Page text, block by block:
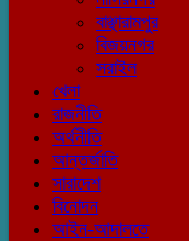
বাঞ্ছারামপুর
বিজয়নগর
সরাইল
খেলা
রাজনীতি
অর্থনীতি
আন্তর্জাতি
সারাদেশ
বিনোদন
আইন-আদালতে